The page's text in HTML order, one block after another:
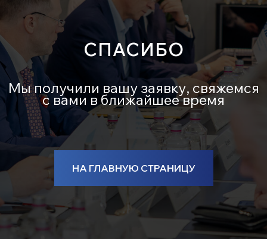
СПАСИБО
Мы получили вашу заявку, свяжемся
с вами в ближайшее время
НА ГЛАВНУЮ СТРАНИЦУ